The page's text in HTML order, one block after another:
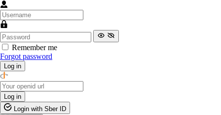
Remember me
Forgot password
Log in
Log in
Login with Sber ID